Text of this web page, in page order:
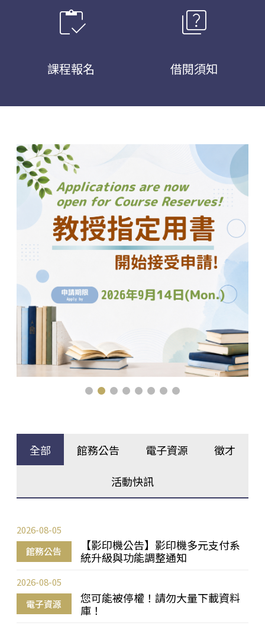
inventory
課程報名
quiz
借閱須知
全部 館務公告 電子資源 徵才
活動快訊
館務公告
【影印機公告】影印機多元支付系
統升級與功能調整通知
2026-08-05
電子資源
您可能被停權！請勿大量下載資料
庫！
2026-08-05